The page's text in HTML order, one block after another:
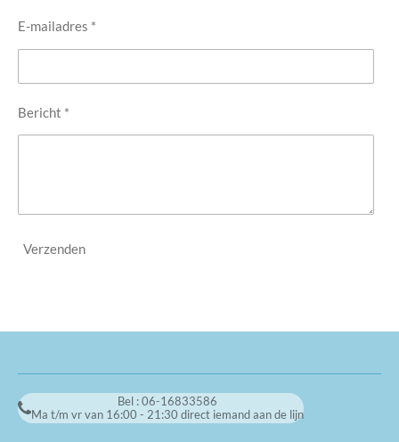
E-mailadres *
Bericht *
Verzenden
Bel : 06-16833586
Ma t/m vr van 16:00 - 21:30 direct iemand aan de lijn